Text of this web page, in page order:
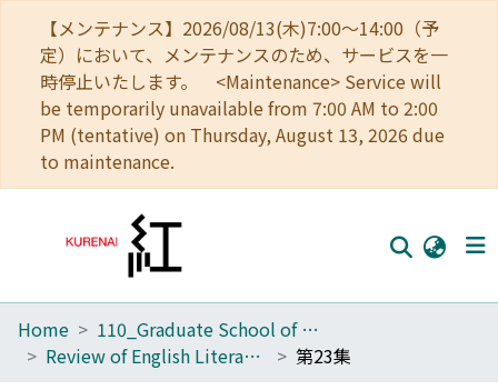
【メンテナンス】2026/08/13(木)7:00～14:00（予
定）において、メンテナンスのため、サービスを一
時停止いたします。 <Maintenance> Service will
be temporarily unavailable from 7:00 AM to 2:00
PM (tentative) on Thursday, August 13, 2026 due
to maintenance.
Home
Home
110_Graduate School of Human and Environmental Studies
Review of English Literature
第23集